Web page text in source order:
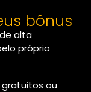
bônus
alta
próprio
gratuitos ou